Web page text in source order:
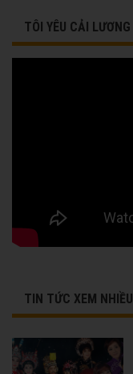
TÔI YÊU CẢI LƯƠNG
TIN TỨC XEM